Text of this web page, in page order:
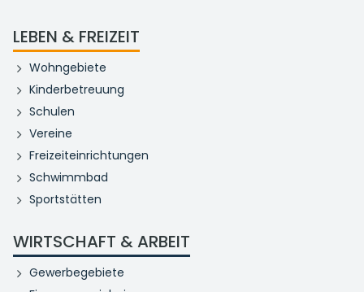
LEBEN & FREIZEIT
Wohngebiete
Kinderbetreuung
Schulen
Vereine
Freizeiteinrichtungen
Schwimmbad
Sportstätten
WIRTSCHAFT & ARBEIT
Gewerbegebiete